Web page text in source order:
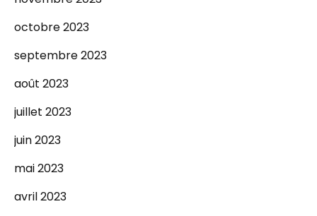
octobre 2023
septembre 2023
août 2023
juillet 2023
juin 2023
mai 2023
avril 2023